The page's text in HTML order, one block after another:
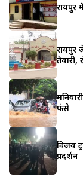
रायपुर
रायपुर
फंसे
विजय
प्रदर्शन